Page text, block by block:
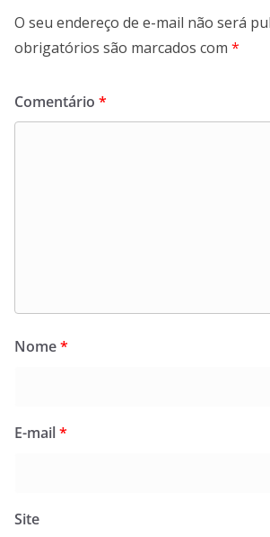
O seu endereço de e-mail não será
obrigatórios são marcados com *
Comentário *
Nome*
E-mail*
Site